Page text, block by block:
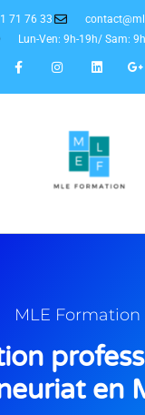
71 76 33
Lun-Ven: 9h-19h/ Sam:
MLE Formation
en